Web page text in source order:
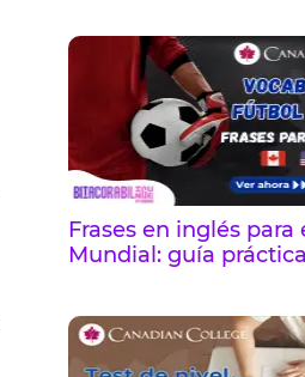
Frases en inglés para
Mundial: guía práctica